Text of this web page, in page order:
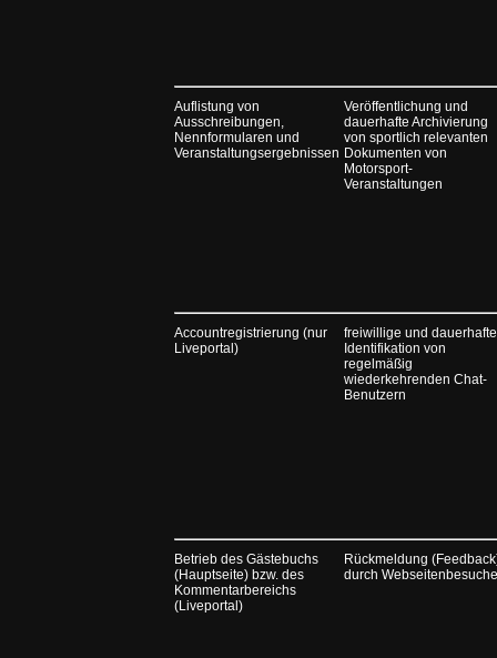
Auflistung von
Ausschreibungen,
Nennformularen und
Veranstaltungsergebnissen
Veröffentlichung und
dauerhafte Archivierung
von sportlich relevanten
Dokumenten von
Motorsport-
Veranstaltungen
Accountregistrierung (nur
Liveportal)
freiwillige und dauerhafte
Identifikation von
regelmäßig
wiederkehrenden Chat-
Benutzern
Betrieb des Gästebuchs
(Hauptseite) bzw. des
Kommentarbereichs
(Liveportal)
Rückmeldung
durch